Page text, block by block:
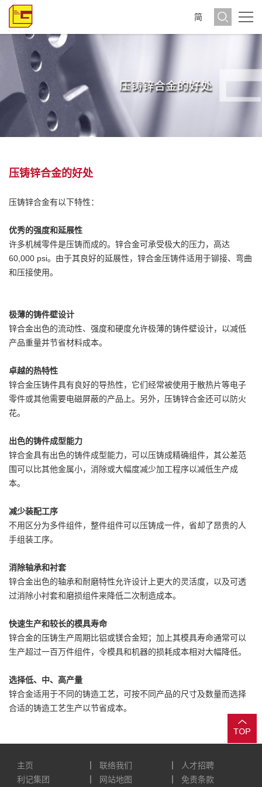
简
压铸锌合金的好处
压铸锌合金有以下特性：
优秀的强度和延展性
许多机械零件是压铸而成的。锌合金可承受极大的压力，高达
60,000 psi。由于其良好的延展性，锌合金压铸件适用于铆接、弯曲
和压接使用。
极薄的铸件壁设计
锌合金出色的流动性、强度和硬度允许极薄的铸件壁设计，以减低
产品重量并节省材料成本。
卓越的热特性
锌合金压铸件具有良好的导热性，它们经常被使用于散热片等电子
零件或其他需要电磁屏蔽的产品上。另外，压铸锌合金还可以防火
花。
出色的铸件成型能力
锌合金具有出色的铸件成型能力，可以压铸成精确组件，其公差范
围可以比其他金属小，消除或大幅度减少加工程序以减低生产成
本。
减少装配工序
不用区分为多件组件，整件组件可以压铸成一件，省却了昂贵的人
手组装工序。
消除轴承和衬套
锌合金出色的轴承和耐磨特性允许设计上更大的灵活度，以及可透
过消除小衬套和磨损组件来降低二次制造成本。
快速生产和较长的模具寿命
锌合金的压铸生产周期比铝或镁合金短；加上其模具寿命通常可以
生产超过一百万件组件，令模具和机器的损耗成本相对大幅降低。
选择低、中、高产量
锌合金适用于不同的铸造工艺，可按不同产品的尺寸及数量而选择
合适的铸造工艺生产以节省成本。
主页 联络我们
人才招聘
利记集团
网站地图 免责条款